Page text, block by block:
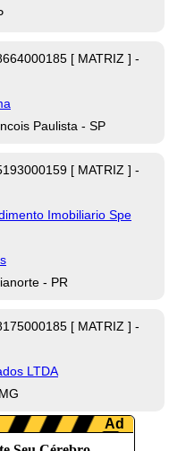
[ MATRIZ ] -
Paulista - SP
[ MATRIZ ] -
Imobiliario Spe
- PR
[ MATRIZ ] -
LTDA